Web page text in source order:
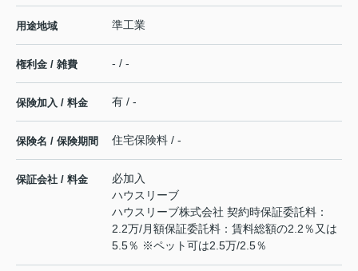
用途地域 準工業
権利金 / 雑費 - / -
保険加入 / 料金 有 / -
保険名 / 保険期間 住宅保険料 / -
保証会社 / 料金
必加入
ハウスリーブ
ハウスリーブ株式会社 契約時保証委託料：
2.2万/月額保証委託料：賃料総額の2.2％又は
5.5％ ※ペット可は2.5万/2.5％